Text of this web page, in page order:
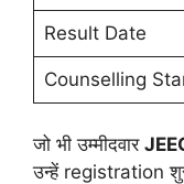
Result Date
Counselling
जो भी उम्मीदवार
उन्हें registration